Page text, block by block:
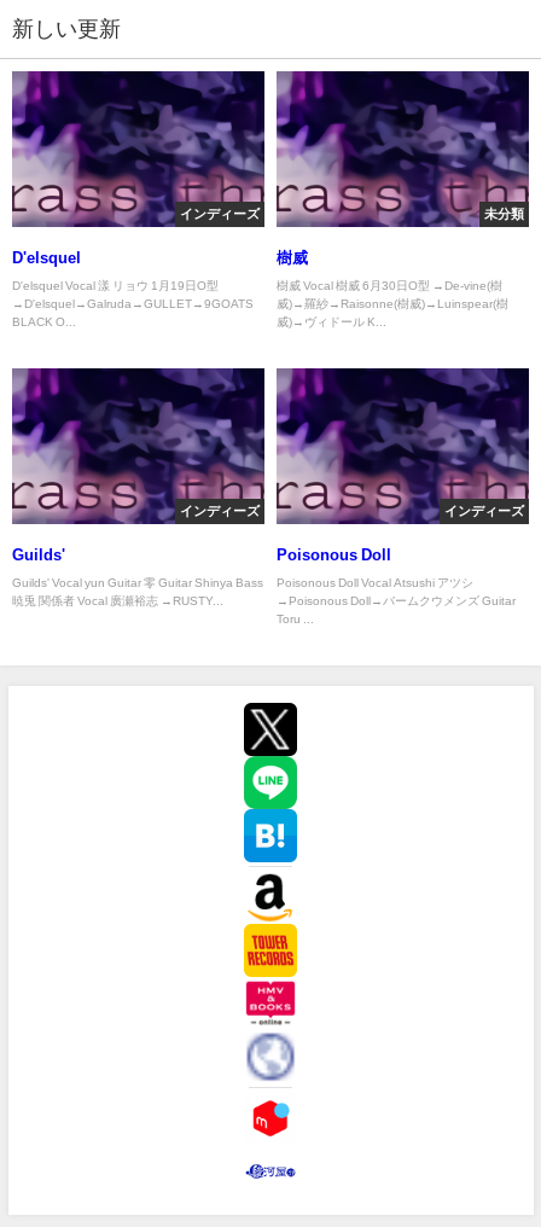
新しい更新
インディーズ
D'elsquel
D'elsquel Vocal 漾 リョウ 1月19日O型
→D'elsquel→Galruda→GULLET→9GOATS
BLACK O...
未分類
樹威
樹威 Vocal 樹威 6月30日O型 →De-vine(樹
威)→羅紗→Raisonne(樹威)→Luinspear(樹
威)→ヴィドール K...
インディーズ
Guilds'
Guilds' Vocal yun Guitar 零 Guitar Shinya Bass
暁兎 関係者 Vocal 廣瀬裕志 →RUSTY...
インディーズ
Poisonous Doll
Poisonous Doll Vocal Atsushi アツシ
→Poisonous Doll→バームクウメンズ Guitar
Toru ...